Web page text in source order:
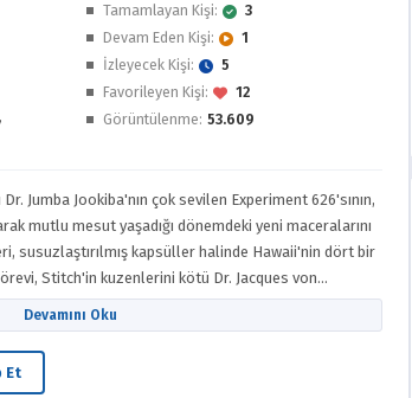
,
Tamamlayan Kişi:
3
Devam Eden Kişi:
1
İzleyecek Kişi:
5
Favorileyen Kişi:
12
Görüntülenme: 53.609
Jumba Jookiba'nın çok sevilen Experiment 626'sının,
mutlu mesut yaşadığı dönemdeki yeni maceralarını
susuzlaştırılmış kapsüller halinde Hawaii'nin dört bir
Stitch'in kuzenlerini kötü Dr. Jacques von
Devamını Oku
Et